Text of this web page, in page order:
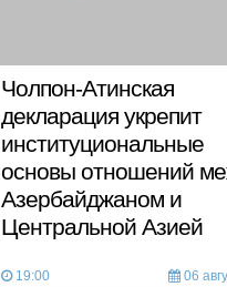
Чолпон-Атинская
декларация укрепит
институциональные
основы отношений
Азербайджаном и
Центральной Азией
19:00 06